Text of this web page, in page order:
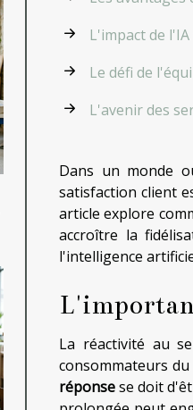
L'impact de
Le défi de
L'avenir des
Dans un monde
satisfaction client
article explore
accroître la
l'intelligence
La réactivité au
consommateurs
réponsese doit